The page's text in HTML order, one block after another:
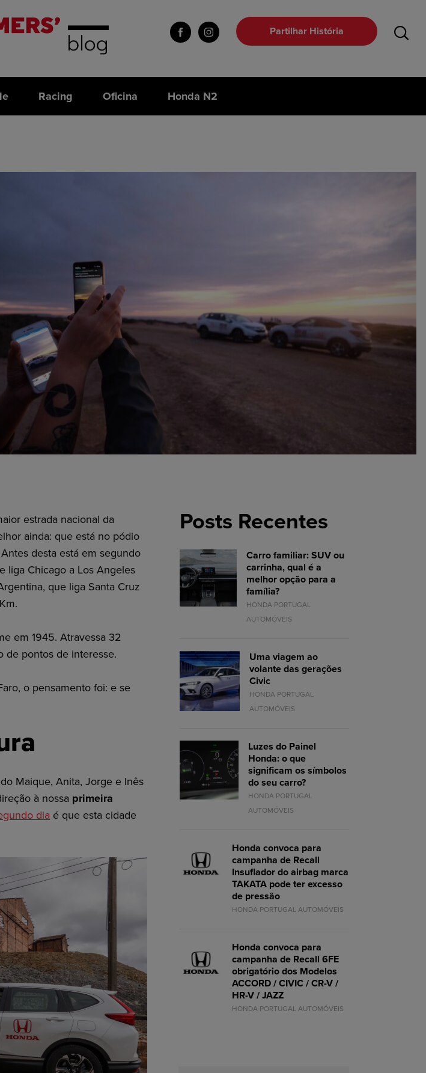
Partilhar História
Racing Oficina Honda N2
estrada nacional da
ainda: que está no pódio
desta está em segundo
liga Chicago a Los Angeles
que liga Santa Cruz
em 1945. Atravessa 32
de pontos de interesse.
o pensamento foi: e se
Maique, Anita, Jorge e Inês
à nossa primeira
dia é que esta cidade
Posts Recentes
Carro familiar: SUV ou
carrinha, qual é a
melhor opção para a
família?
HONDA PORTUGAL
AUTOMÓVEIS
Uma viagem ao
volante das gerações
Civic
HONDA PORTUGAL
AUTOMÓVEIS
Luzes do Painel
Honda: o que
significam os símbolos
do seu carro?
HONDA PORTUGAL
AUTOMÓVEIS
Honda convoca para
campanha de Recall
Insuflador do airbag marca
TAKATA pode ter excesso
de pressão
HONDA PORTUGAL AUTOMÓVEIS
Honda convoca para
campanha de Recall 6FE
obrigatório dos Modelos
ACCORD / CIVIC / CR-V /
HR-V / JAZZ
HONDA PORTUGAL AUTOMÓVEIS